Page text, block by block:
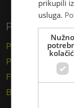
Privatni
Pismo
Paket
Financijske usluge
Brzojav
prikupili
usluga.
Nužno